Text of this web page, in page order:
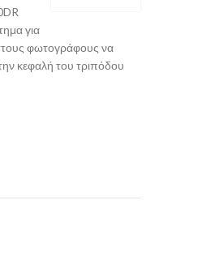
για
φωτογράφους να
κεφαλή του τριπόδου